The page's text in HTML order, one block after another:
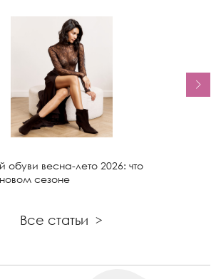
обуви весна-лето 2026: что
сезоне
Все статьи >